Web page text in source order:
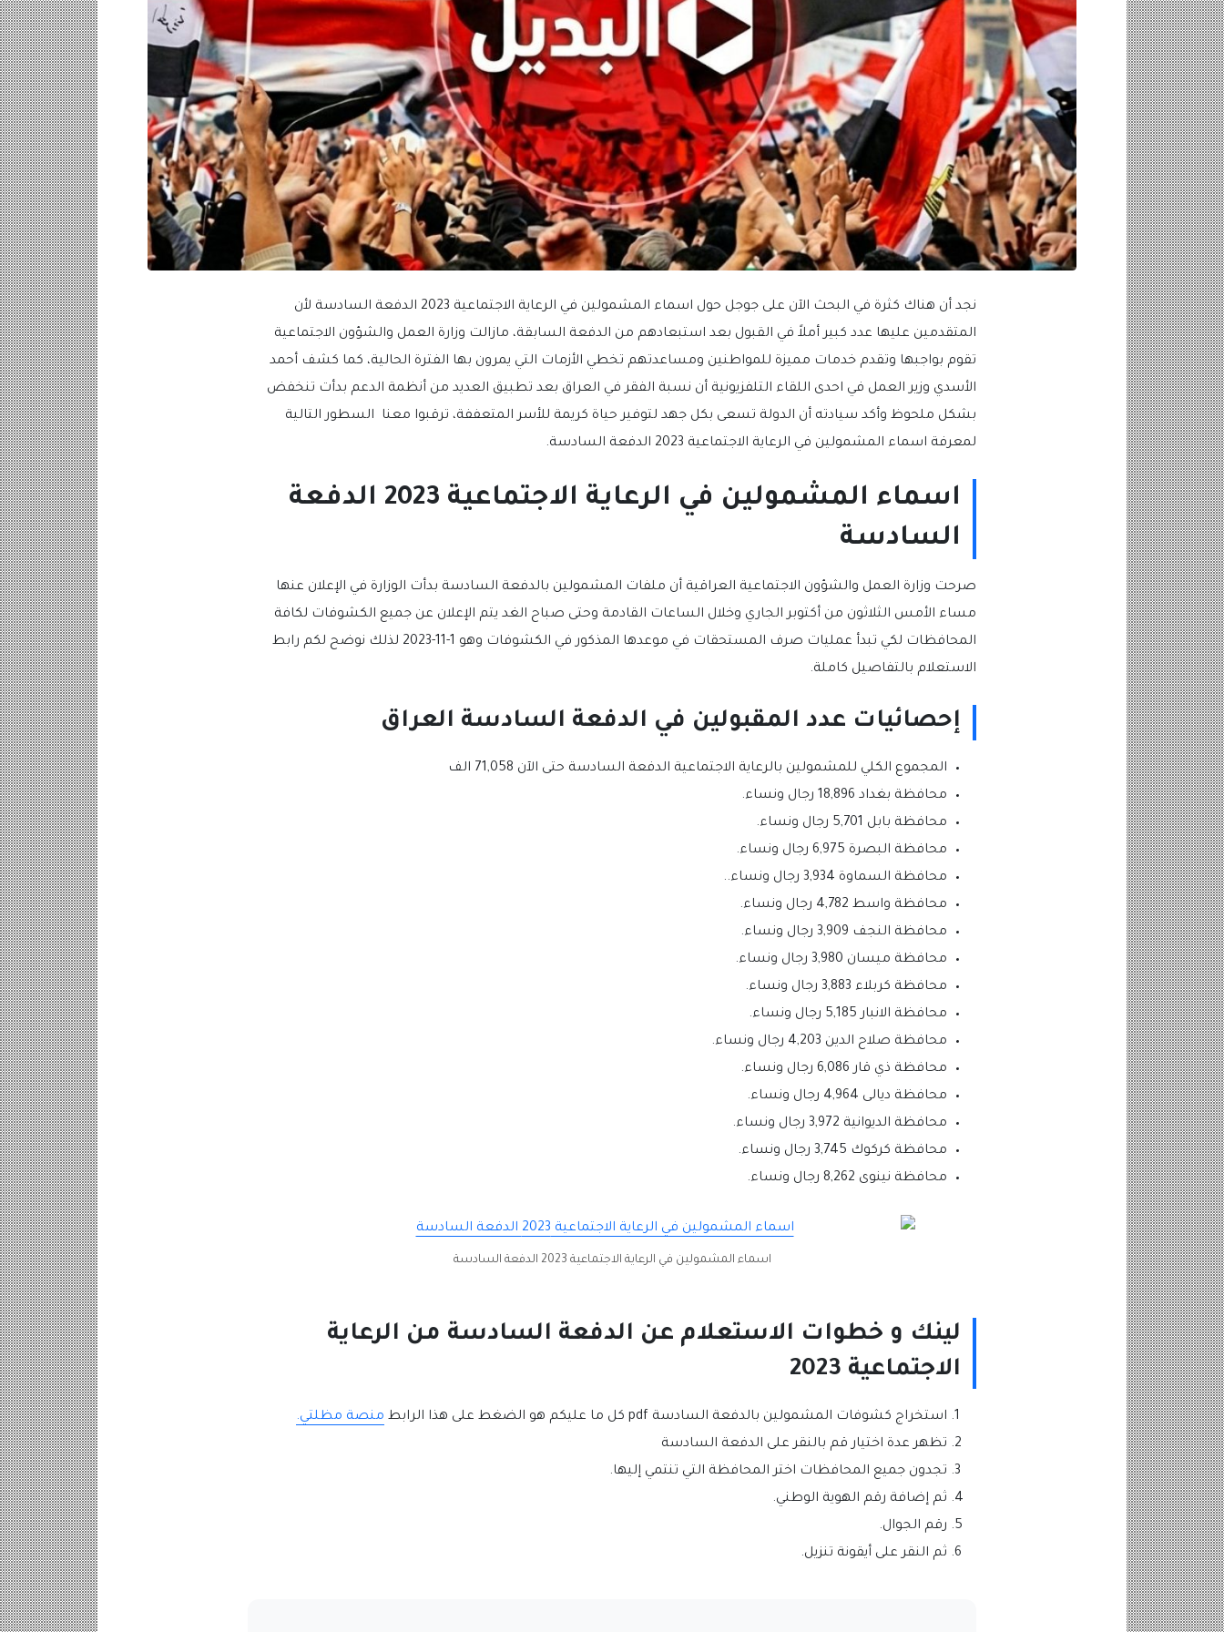
نجد أن هناك كثرة في البحث الآن على جوجل حول اسماء المشمولين في الرعاية الاجتماعية 2023 الدفعة السادسة لأن
المتقدمين عليها عدد كبير أملاً في القبول بعد استبعادهم من الدفعة السابقة، مازالت وزارة العمل والشؤون الاجتماعية
تقوم بواجبها وتقدم خدمات مميزة للمواطنين ومساعدتهم تخطي الأزمات التي يمرون بها الفترة الحالية، كما كشف أحمد
الأسدي وزير العمل في احدى اللقاء التلفزيونية أن نسبة الفقر في العراق بعد تطبيق العديد من أنظمة الدعم بدأت تنخفض
بشكل ملحوظ وأكد سيادته أن الدولة تسعى بكل جهد لتوفير حياة كريمة للأسر المتعففة، ترقبوا معنا السطور التالية
لمعرفة اسماء المشمولين في الرعاية الاجتماعية 2023 الدفعة السادسة.
اسماء المشمولين في الرعاية الاجتماعية 2023 الدفعة
السادسة
صرحت وزارة العمل والشؤون الاجتماعية العراقية أن ملفات المشمولين بالدفعة السادسة بدأت الوزارة في الإعلان عنها
مساء الأمس الثلاثون من أكتوبر الجاري وخلال الساعات القادمة وحتى صباح الغد يتم الإعلان عن جميع الكشوفات لكافة
المحافظات لكي تبدأ عمليات صرف المستحقات في موعدها المذكور في الكشوفات وهو 1-11-2023 لذلك نوضح لكم رابط
الاستعلام بالتفاصيل كاملة.
إحصائيات عدد المقبولين في الدفعة السادسة العراق
المجموع الكلي للمشمولين بالرعاية الاجتماعية الدفعة السادسة حتى الآن 71,058 الف
محافظة بغداد 18,896 رجال ونساء.
محافظة بابل 5,701 رجال ونساء.
محافظة البصرة 6,975 رجال ونساء.
محافظة السماوة 3,934 رجال ونساء..
محافظة واسط 4,782 رجال ونساء.
محافظة النجف 3,909 رجال ونساء.
محافظة ميسان 3,980 رجال ونساء.
محافظة كربلاء 3,883 رجال ونساء.
محافظة الانبار 5,185 رجال ونساء.
محافظة صلاح الدين 4,203 رجال ونساء.
محافظة ذي قار 6,086 رجال ونساء.
محافظة ديالى 4,964 رجال ونساء.
محافظة الديوانية 3,972 رجال ونساء.
محافظة كركوك 3,745 رجال ونساء.
محافظة نينوى 8,262 رجال ونساء.
اسماء المشمولين في الرعاية الاجتماعية 2023 الدفعة السادسة
لينك و خطوات الاستعلام عن الدفعة السادسة من الرعاية
الاجتماعية 2023
استخراج كشوفات المشمولين بالدفعة السادسة pdf كل ما عليكم هو الضغط على هذا الرابط
منصة مظلتي.
تظهر عدة اختيار قم بالنقر على الدفعة السادسة
تجدون جميع المحافظات اختر المحافظة التي تنتمي إليها.
ثم إضافة رقم الهوية الوطني.
رقم الجوال.
ثم النقر على أيقونة تنزيل.